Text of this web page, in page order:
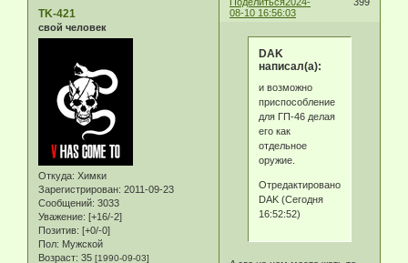
08-10 16:56:03
TK-421
свой человек
Откуда: Химки
Зарегистрирован: 2011-09-23
Сообщений: 3033
Уважение: [+16/-2]
Позитив: [+0/-0]
Пол: Мужской
Возраст: 35 [1990-09-03]
DAK
написал(а):
и возможно
приспособление
для ГП-46 делая
его как
отдельное
оружие.
Отредактировано
DAK (Сегодня
16:52:52)